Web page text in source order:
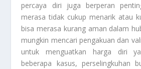
percaya diri juga berperan
merasa tidak cukup menarik atau
bisa merasa kurang aman dalam
mungkin mencari pengakuan dan
untuk menguatkan harga diri
beberapa kasus, perselingkuhan